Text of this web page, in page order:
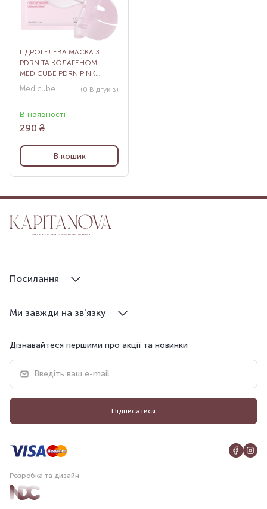
ГІДРОГЕЛЕВА МАСКА З
PDRN ТА КОЛАГЕНОМ
MEDICUBE PDRN PINK
COLLAGEN GEL MASK, 27
Medicube (0 Відгуків)
В наявності
290 ₴
В кошик
Ми завжди на зв'язку
Посилання
Дізнавайтеся першими про акції та новинки
Підписатися
Розробка та дизайн